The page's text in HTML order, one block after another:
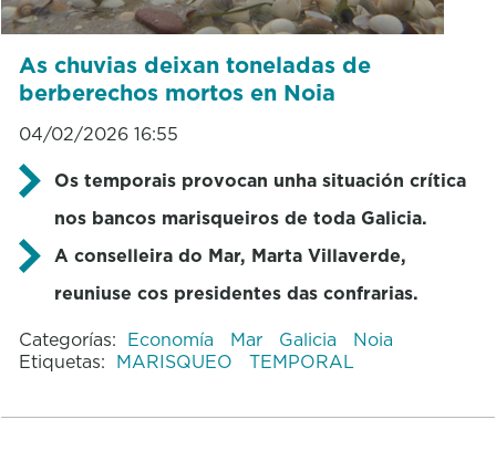
As chuvias deixan toneladas de
berberechos mortos en Noia
04/02/2026 16:55
Os temporais provocan unha situación crítica
nos bancos marisqueiros de toda Galicia.
A conselleira do Mar, Marta Villaverde,
reuniuse cos presidentes das confrarias.
Categorías: Economía Mar Galicia
Noia
Etiquetas: MARISQUEO TEMPORAL